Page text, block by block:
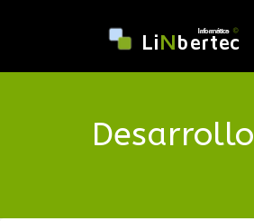
Desarrollo